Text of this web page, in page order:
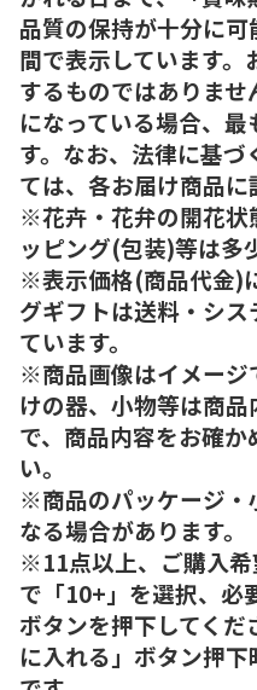
品質の保持が十分に
間で表示しています
するものではありま
になっている場合、
す。なお、法律に基
ては、各お届け商品に
※花卉・花弁の開花状
ッピング(包装)等は多
※表示価格(商品代金)
グギフトは送料・シ
ています。
※商品画像はイメージ
けの器、小物等は商
で、商品内容をお確
い。
※商品のパッケージ・
なる場合があります。
※11点以上、ご購入
で「10+」を選択、必
ボタンを押下してく
に入れる」ボタン押